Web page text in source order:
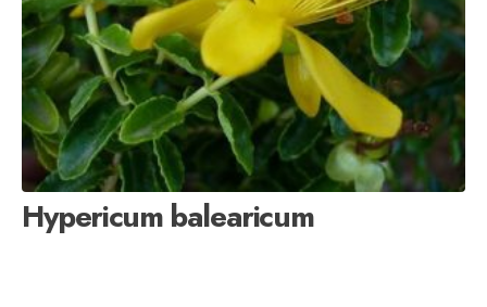
Hypericum balearicum